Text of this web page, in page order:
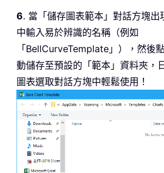
6. 當「儲存圖表範本」對話方塊出
中輸入易於辨識的名稱（例如
「BellCurveTemplate」），然後
動儲存至預設的「範本」資料夾，
圖表選取對話方塊中輕鬆使用！